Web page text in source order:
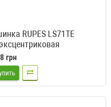
RUPES LS71TE
грн